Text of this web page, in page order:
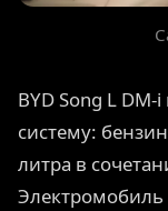
BYD Song L
систему:
литра в
Электромобиль